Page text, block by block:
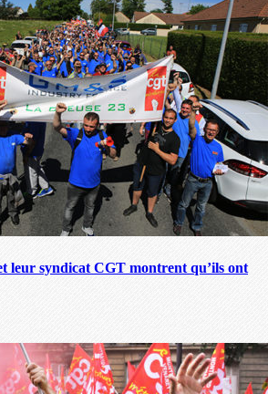
leur syndicat CGT montrent qu’ils ont